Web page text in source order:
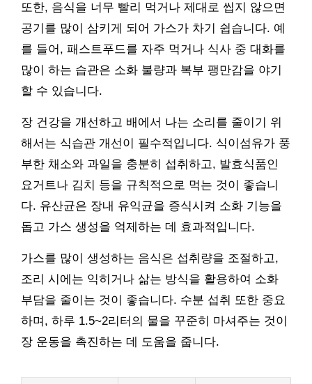
또한, 음식을 너무 빨리 먹거나 제대로 씹지 않으면
공기를 많이 삼키게 되어 가스가 차기 쉽습니다. 예
를 들어, 패스트푸드를 자주 먹거나 식사 중 대화를
많이 하는 습관은 소화 불량과 복부 팽만감을 야기
할 수 있습니다.
장 건강을 개선하고 배에서 나는 소리를 줄이기 위
해서는 식습관 개선이 필수적입니다. 식이섬유가 풍
부한 채소와 과일을 충분히 섭취하고, 발효식품인
요거트나 김치 등을 규칙적으로 먹는 것이 좋습니
다. 유산균은 장내 유익균을 증식시켜 소화 기능을
돕고 가스 생성을 억제하는 데 효과적입니다.
가스를 많이 생성하는 음식은 섭취량을 조절하고,
조리 시에는 익히거나 삶는 방식을 활용하여 소화
부담을 줄이는 것이 좋습니다. 수분 섭취 또한 중요
하며, 하루 1.5~2리터의 물을 꾸준히 마셔주는 것이
장 운동을 촉진하는 데 도움을 줍니다.